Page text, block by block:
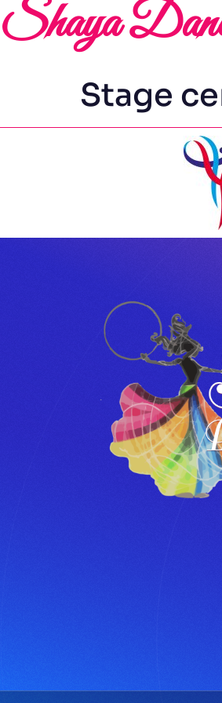
Shaya
Stage